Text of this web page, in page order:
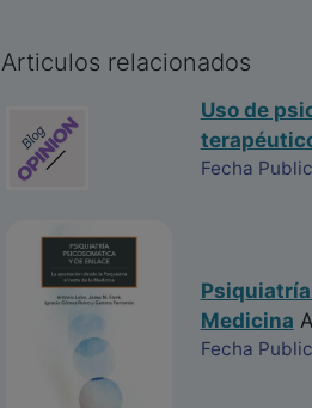
Articulos relacionados
Uso de
Fecha
Medicina
Fecha